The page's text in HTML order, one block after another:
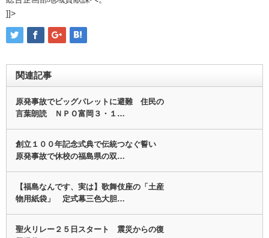
]]>
関連記事
原発事故でビッグパレットに避難 住民の
言葉朗読 ＮＰＯ富岡３・１…
創立１００年記念式典で伝統つなぐ誓い
原発事故で休校の福島県の双…
【福島なんです、実は】歌舞伎座の「土産
物用紙袋」 定式幕三色大胆…
聖火リレー２５日スタート 震災からの復